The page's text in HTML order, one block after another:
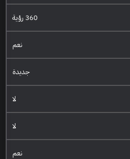
360 رؤية
نعم
جديدة
لا
لا
نعم